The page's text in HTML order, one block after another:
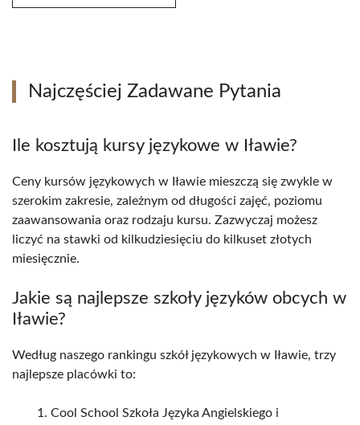
Najczęściej Zadawane Pytania
Ile kosztują kursy językowe w Iławie?
Ceny kursów językowych w Iławie mieszczą się zwykle w
szerokim zakresie, zależnym od długości zajęć, poziomu
zaawansowania oraz rodzaju kursu. Zazwyczaj możesz
liczyć na stawki od kilkudziesięciu do kilkuset złotych
miesięcznie.
Jakie są najlepsze szkoły języków obcych w
Iławie?
Według naszego rankingu szkół językowych w Iławie, trzy
najlepsze placówki to:
Cool School Szkoła Języka Angielskiego i